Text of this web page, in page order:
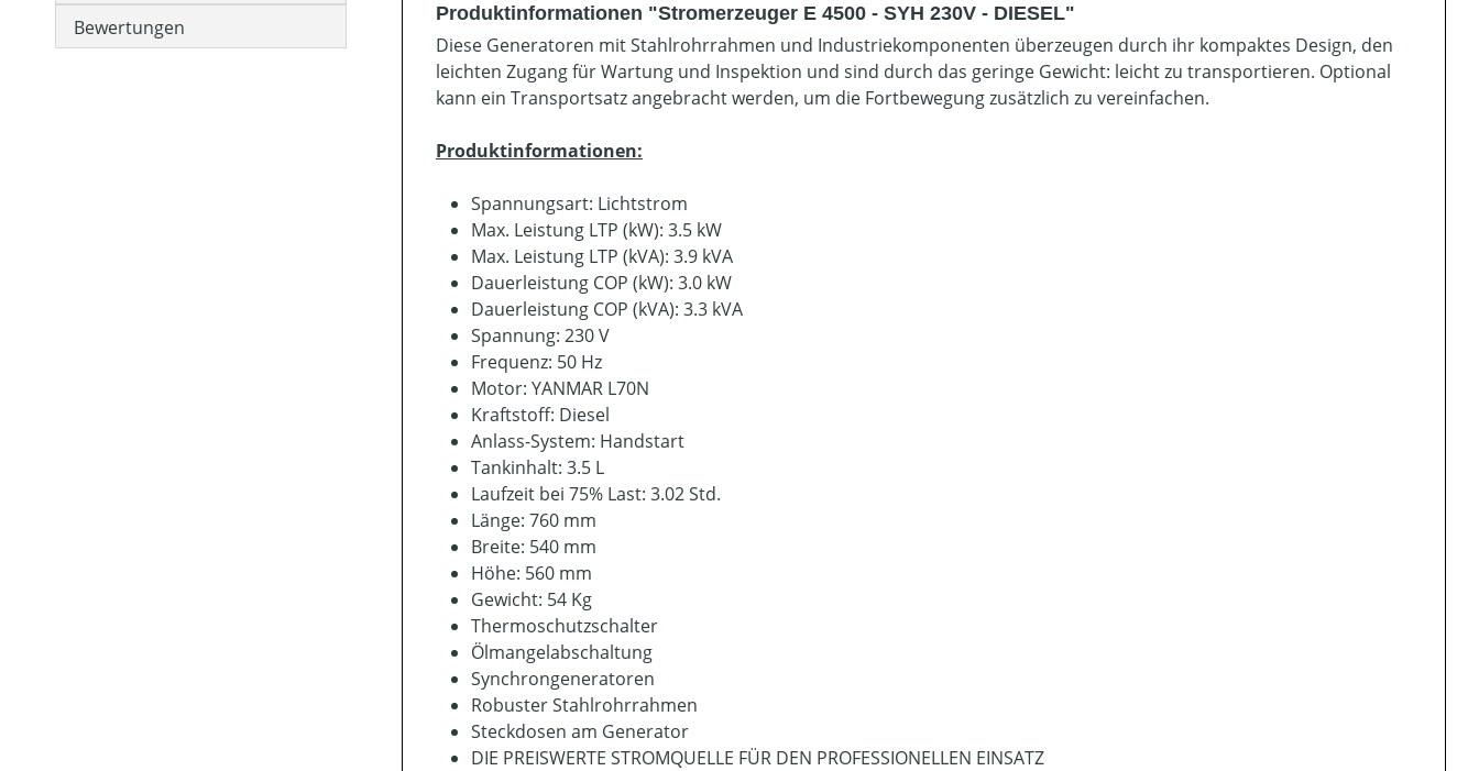
Bewertungen
Produktinformationen "Stromerzeuger E 4500 - SYH 230V - DIESEL"
Diese Generatoren mit Stahlrohrrahmen und Industriekomponenten überzeugen durch ihr kompaktes Design, den
leichten Zugang für Wartung und Inspektion und sind durch das geringe Gewicht: leicht zu transportieren. Optional
kann ein Transportsatz angebracht werden, um die Fortbewegung zusätzlich zu vereinfachen.
Produktinformationen:
Spannungsart: Lichtstrom
Max. Leistung LTP (kW): 3.5 kW
Max. Leistung LTP (kVA): 3.9 kVA
Dauerleistung COP (kW): 3.0 kW
Dauerleistung COP (kVA): 3.3 kVA
Spannung: 230 V
Frequenz: 50 Hz
Motor: YANMAR L70N
Kraftstoff: Diesel
Anlass-System: Handstart
Tankinhalt: 3.5 L
Laufzeit bei 75% Last: 3.02 Std.
Länge: 760 mm
Breite: 540 mm
Höhe: 560 mm
Gewicht: 54 Kg
Thermoschutzschalter
Ölmangelabschaltung
Synchrongeneratoren
Robuster Stahlrohrrahmen
Steckdosen am Generator
DIE PREISWERTE STROMQUELLE FÜR DEN PROFESSIONELLEN EINSATZ